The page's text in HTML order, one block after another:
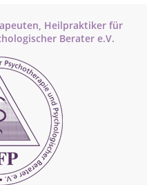
Heilpraktiker für
Berater e.V.